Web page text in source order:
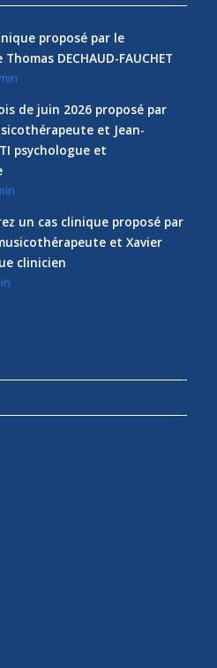
proposé par le
DECHAUD-FAUCHET
de juin 2026 proposé par
et Jean-
psychologue et
un cas clinique proposé par
musicothérapeute et Xavier
clinicien